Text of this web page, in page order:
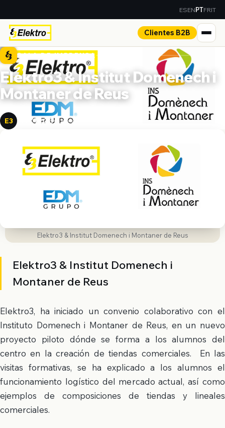
ESENPTFRIT
Clientes B2B
SALA DE IMPRENSA
Elektro3 & Institut Domenech i
Montaner de Reus
E3 ELEKTRO3 4 de abril de 2018
Elektro3 & Institut Domenech i Montaner de Reus
Elektro3 & Institut Domenech i
Montaner de Reus
Elektro3, ha iniciado un convenio colaborativo con el
Instituto Domenech i Montaner de Reus, en un nuevo
proyecto piloto dónde se forma a los alumnos del
centro en la creación de tiendas comerciales. En las
visitas formativas, se ha explicado a los alumnos el
funcionamiento logístico del mercado actual, así como
ejemplos de composiciones de tiendas y lineales
comerciales.